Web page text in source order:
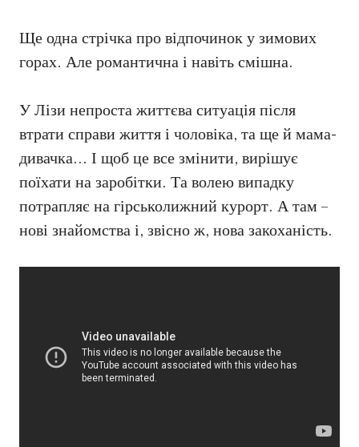
Ще одна стрічка про відпочинок у зимових
горах. Але романтична і навіть смішна.
У Лізи непроста життєва ситуація після
втрати справи життя і чоловіка, та ще й мама-
дивачка… І щоб це все змінити, вирішує
поїхати на заробітки. Та волею випадку
потрапляє на гірськолижний курорт. А там –
нові знайомства і, звісно ж, нова закоханість.